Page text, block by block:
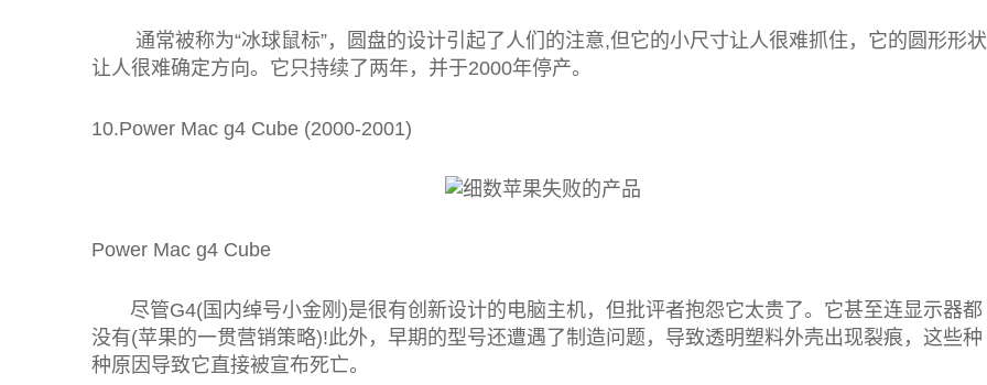
通常被称为“冰球鼠标”，圆盘的设计引起了人们的注意,但它的小尺寸让人很难抓住，它的圆形形状
让人很难确定方向。它只持续了两年，并于2000年停产。
10.Power Mac g4 Cube (2000-2001)
Power Mac g4 Cube
尽管G4(国内绰号小金刚)是很有创新设计的电脑主机，但批评者抱怨它太贵了。它甚至连显示器都
没有(苹果的一贯营销策略)!此外，早期的型号还遭遇了制造问题，导致透明塑料外壳出现裂痕，这些种
种原因导致它直接被宣布死亡。